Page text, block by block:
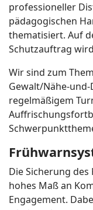
professioneller
pädagogischen
thematisiert. Auf
Schutzauftrag
Wir sind zum
Gewalt/Nähe-
regelmäßigem
Die Sicherung
hohes Maß an
Engagement.